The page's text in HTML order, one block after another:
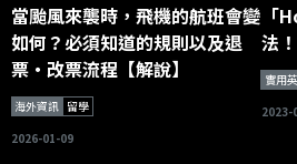
當颱風來襲時，飛機的航班會變
如何？必須知道的規則以及退
票・改票流程【解說】
海外資訊 留學
2026-01-09
「
法
實用
2023-